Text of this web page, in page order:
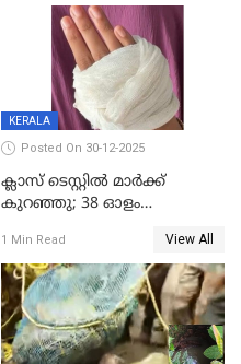
KERALA
Posted On 30-12-2025
ക്ലാസ് ടെസ്റ്റിൽ മാർക്ക്
കുറഞ്ഞു; 38 ഓളം
സെന്ററിലെ അധ്യാപകന്‍
മർദിച്ചതായി പരാതി
1 Min Read View All